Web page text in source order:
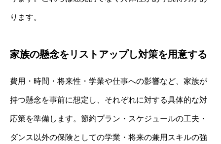
ります。
家族の懸念をリストアップし対策を用意する
費用・時間・将来性・学業や仕事への影響など、家族が
持つ懸念を事前に想定し、それぞれに対する具体的な対
応策を準備します。節約プラン・スケジュールの工夫・
ダンス以外の保険としての学業・将来の兼用スキルの強